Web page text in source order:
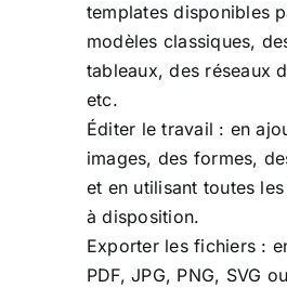
templates disponibles
modèles classiques,
tableaux, des réseaux
etc.
Éditer le travail : en
images, des formes,
et en utilisant toutes
à disposition.
Exporter les fichiers :
PDF, JPG, PNG, SVG